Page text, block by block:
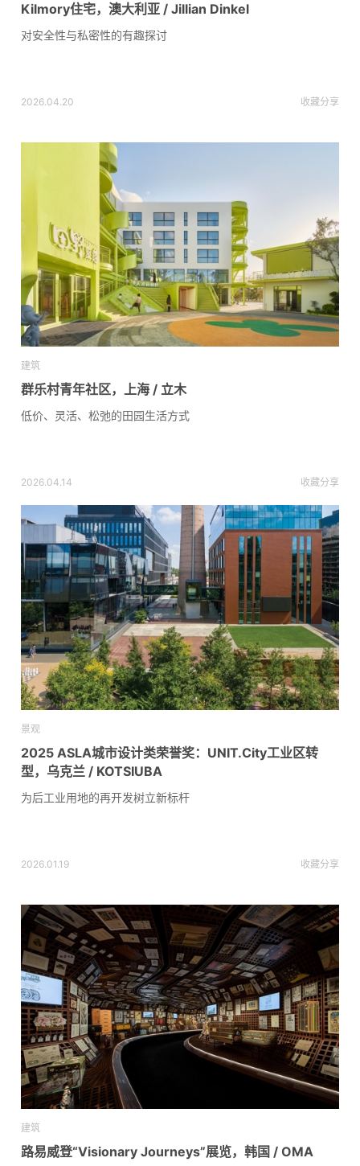
Kilmory住宅，澳大利亚 / Jillian Dinkel
对安全性与私密性的有趣探讨
2026.04.20 收藏分享
建筑
群乐村青年社区，上海 / 立木
低价、灵活、松弛的田园生活方式
2026.04.14 收藏分享
景观
2025 ASLA城市设计类荣誉奖：UNIT.City工业区转
型，乌克兰 / KOTSIUBA
为后工业用地的再开发树立新标杆
2026.01.19 收藏分享
建筑
路易威登“Visionary Journeys”展览，韩国 / OMA